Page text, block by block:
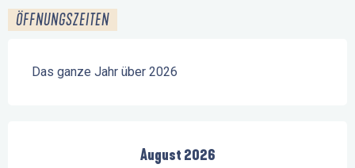
ÖFFNUNGSZEITEN
Das ganze Jahr über 2026
August 2026